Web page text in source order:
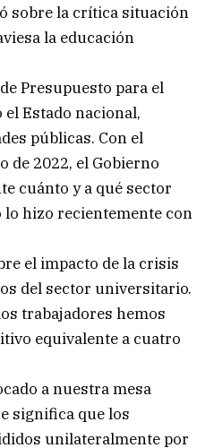
sobre la crítica situación
la educación
Presupuesto para el
Estado nacional,
públicas. Con el
de 2022, el Gobierno
cuánto y a qué sector
hizo recientemente con
el impacto de la crisis
del sector universitario.
trabajadores hemos
equivalente a cuatro
a nuestra mesa
significa que los
unilateralmente por